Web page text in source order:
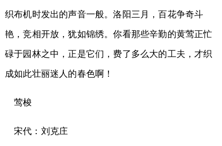
织布机时发出的声音一般。洛阳三月，百花争奇斗
艳，竞相开放，犹如锦绣。你看那些辛勤的黄莺正忙
碌于园林之中，正是它们，费了多么大的工夫，才织
成如此壮丽迷人的春色啊！
莺梭
宋代：刘克庄